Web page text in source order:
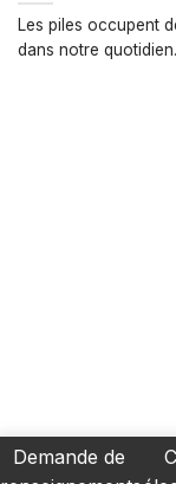
Les piles occupent
dans notre
Demande de